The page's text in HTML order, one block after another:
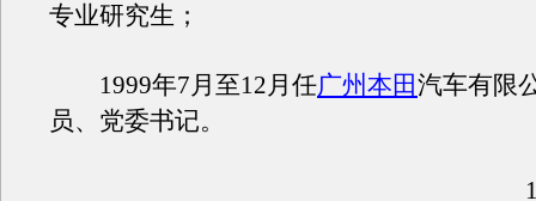
专业研究生；
1999年7月至12月任广州本田汽车有限
员、党委书记。